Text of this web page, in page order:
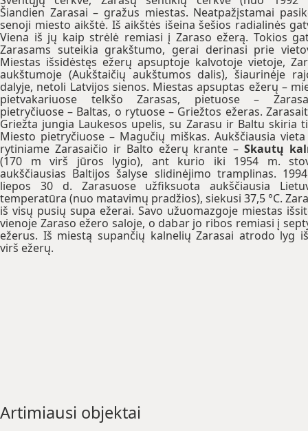
Šiandien Zarasai – gražus miestas. Neatpažįstamai
senoji miesto aikštė. Iš aikštės išeina šešios radialinės
Viena iš jų kaip strėlė remiasi į Zaraso ežerą. Tokios
Zarasams suteikia grakštumo, gerai derinasi prie
Miestas išsidėstęs ežerų apsuptoje kalvotoje vietoje,
aukštumoje (Aukštaičių aukštumos dalis), šiaurinėje
dalyje, netoli Latvijos sienos. Miestas apsuptas ežerų –
pietvakariuose telkšo Zarasas, pietuose –
pietryčiuose – Baltas, o rytuose – Griežtos ežeras.
Griežta jungia Laukesos upelis, su Zarasu ir Baltu skiria
Miesto pietryčiuose – Magučių miškas. Aukščiausia
rytiniame Zarasaičio ir Balto ežerų krante –Skautų
(170 m virš jūros lygio), ant kurio iki 1954 m.
aukščiausias Baltijos šalyse slidinėjimo tramplinas.
liepos 30 d. Zarasuose užfiksuota aukščiausia
temperatūra (nuo matavimų pradžios), siekusi 37,5 °C.
iš visų pusių supa ežerai. Savo užuomazgoje miestas
vienoje Zaraso ežero saloje, o dabar jo ribos remiasi į
ežerus. Iš miestą supančių kalnelių Zarasai atrodo lyg
virš ežerų.
Artimiausi objektai